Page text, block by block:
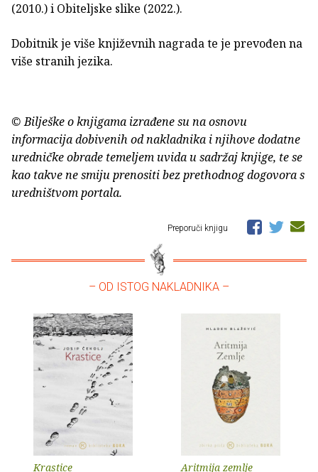
(2010.) i Obiteljske slike (2022.).
Dobitnik je više književnih nagrada te je prevođen na
više stranih jezika.
© Bilješke o knjigama izrađene su na osnovu
informacija dobivenih od nakladnika i njihove dodatne
uredničke obrade temeljem uvida u sadržaj knjige, te se
kao takve ne smiju prenositi bez prethodnog dogovora s
uredništvom portala.
Preporuči knjigu
– OD ISTOG NAKLADNIKA –
Krastice Aritmija zemlje